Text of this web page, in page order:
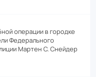
операции в городке
Феде­раль­ного
Мартен С. Снейдер